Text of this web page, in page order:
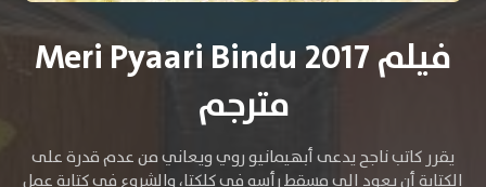
فيلم Meri Pyaari Bindu 2017
مترجم
يقرر كاتب ناجح يدعى أبهيمانيو روي ويعاني من عدم قدرة على
الكتابة أن يعود إلى مسقط رأسه في كلكتا، والشروع في كتابة عمل